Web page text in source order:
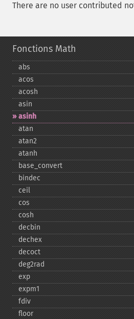
There are no user contributed
Fonctions Math
abs
acos
acosh
asin
asinh
atan
atan2
atanh
base_​convert
bindec
ceil
cos
cosh
decbin
dechex
decoct
deg2rad
exp
expm1
fdiv
floor